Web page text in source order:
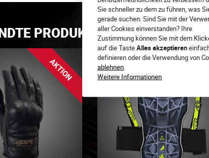
Sie schneller zu dem zu führen, was
gerade suchen. Sind Sie mit der
aller Cookies einverstanden? Ihre
Zustimmung können Sie mit dem
auf die TasteAlles akzeptieren
definieren oder die Verwendung von
ablehnen
Weitere Informationen
PRODUKTE
AKTION